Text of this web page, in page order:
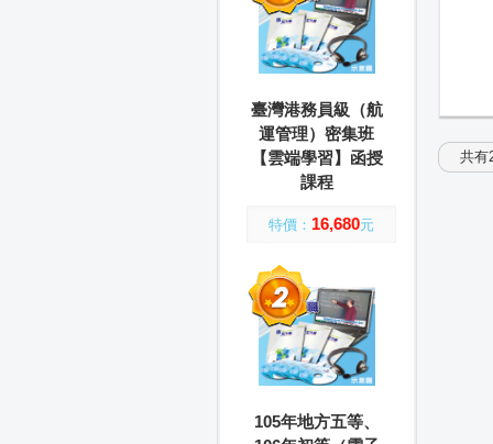
臺灣港務員級（航
運管理）密集班
【雲端學習】函授
課程
特價： 16,680元
105年地方五等、
共有